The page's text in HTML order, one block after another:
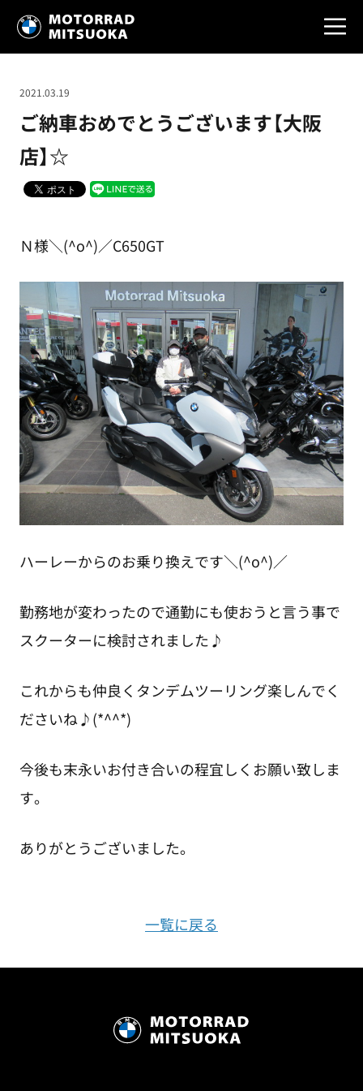
ご納車おめでとうございます【大阪
店】☆
2021.03.19
Ｎ様＼(^o^)／C650GT
ハーレーからのお乗り換えです＼(^o^)／
勤務地が変わったので通勤にも使おうと言う事で
スクーターに検討されました♪
これからも仲良くタンデムツーリング楽しんでく
ださいね♪(*^^*)
今後も末永いお付き合いの程宜しくお願い致しま
す。
ありがとうございました。
一覧に戻る